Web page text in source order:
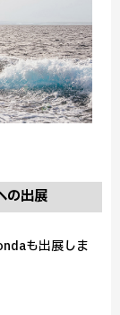
の出展
も出展しま